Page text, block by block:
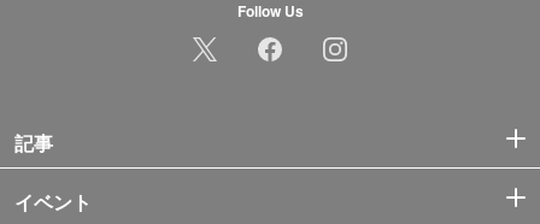
Follow Us
記事
イベント